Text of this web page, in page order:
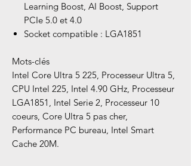
Learning Boost, AI Boost, Support
PCIe 5.0 et 4.0
Socket compatible : LGA1851
Mots-clés
Intel Core Ultra 5 225, Processeur Ultra 5,
CPU Intel 225, Intel 4.90 GHz, Processeur
LGA1851, Intel Serie 2, Processeur 10
coeurs, Core Ultra 5 pas cher,
Performance PC bureau, Intel Smart
Cache 20M.